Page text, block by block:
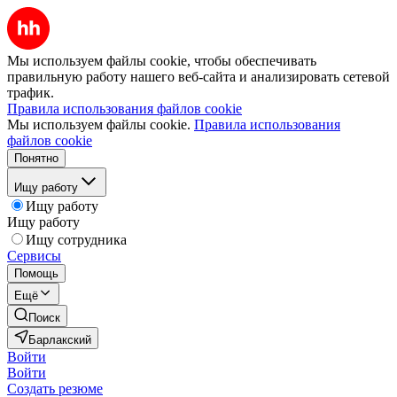
Мы используем файлы cookie, чтобы обеспечивать
правильную работу нашего веб-сайта и анализировать сетевой
трафик.
Правила использования файлов cookie
Мы используем файлы cookie. Правила использования
файлов cookie
Понятно
Ищу работу
Ищу работу
Ищу работу
Ищу сотрудника
Сервисы
Помощь
Ещё
Поиск
Барлакский
Войти
Войти
Создать резюме